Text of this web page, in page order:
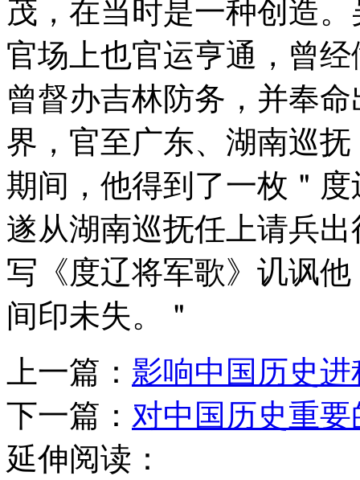
茂，在当时是一种创造
官场上也官运亨通，曾
曾督办吉林防务，并奉
界，官至广东、湖南巡
期间，他得到了一枚＂
遂从湖南巡抚任上请兵
写《度辽将军歌》讥讽
间印未失。＂
上一篇： 影响中国历史
下一篇： 对中国历史重
延伸阅读：